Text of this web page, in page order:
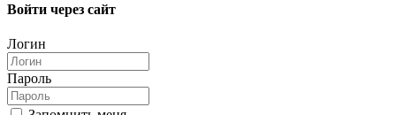
Войти через сайт
Логин
Пароль